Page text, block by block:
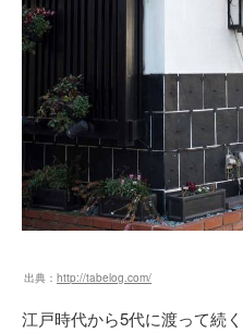
出典： http://tabelog.com/
江戸時代から5代に渡って続